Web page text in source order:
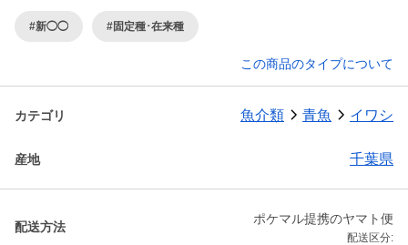
#新◯◯ #固定種･在来種
この商品のタイプについて
カテゴリ 魚介類 青魚 イワシ
産地 千葉県
配送方法
ポケマル提携のヤマト便
配送区分: